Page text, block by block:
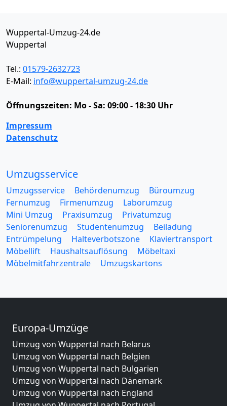
Wuppertal-Umzug-24.de
Wuppertal
Tel.: 01579-2632723
E-Mail: info@wuppertal-umzug-24.de
Öffnungszeiten: Mo - Sa: 09:00 - 18:30 Uhr
Impressum
Datenschutz
Umzugsservice
Umzugsservice Behördenumzug
Büroumzug
Fernumzug
Firmenumzug
Laborumzug
Mini Umzug
Praxisumzug
Privatumzug
Seniorenumzug
Studentenumzug
Beiladung
Entrümpelung
Halteverbotszone
Klaviertransport
Möbellift
Haushaltsauflösung
Möbeltaxi
Möbelmitfahrzentrale
Umzugskartons
Europa-Umzüge
Umzug von Wuppertal nach Belarus
Umzug von Wuppertal nach Belgien
Umzug von Wuppertal nach Bulgarien
Umzug von Wuppertal nach Dänemark
Umzug von Wuppertal nach England